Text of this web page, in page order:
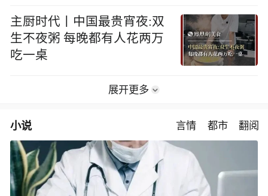
主厨时代丨中国最贵宵夜:双
生不夜粥 每晚都有人花两万
吃一桌
展开更多
小说 言情 都市 翻阅